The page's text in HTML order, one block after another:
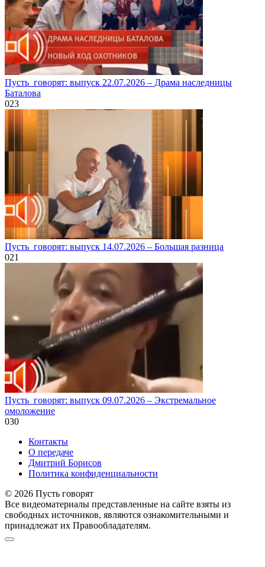
Пусть_говорят: выпуск 22.07.2026 – Драма наследницы
Баталова
023
Пусть_говорят: выпуск 14.07.2026 – Большая разница
021
Пусть_говорят: выпуск 09.07.2026 – Экстремальное
омоложение
030
Контакты
О передаче
Дмитрий Борисов
Политика конфиденциальности
© 2026 Пусть говорят
Все видеоматериалы представленные на сайте взяты из
свободных источников, являются ознакомительными и
принадлежат их Правообладателям.